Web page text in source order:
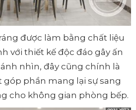
được làm bằng chất liệu
với thiết kế độc đáo gây ấn
nhìn, đây cũng chính là
phần mang lại sự sang
cho không gian phòng bếp.